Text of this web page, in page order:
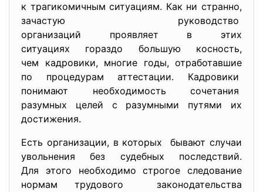
к трагикомичным ситуациям. Как ни странно,
зачастую руководство
организаций проявляет в этих
ситуациях гораздо большую косность,
чем кадровики, многие годы, отработавшие
по процедурам аттестации. Кадровики
понимают необходимость сочетания
разумных целей с разумными путями их
достижения.
Есть организации, в которых бывают случаи
увольнения без судебных последствий.
Для этого необходимо строгое следование
нормам трудового законодательства